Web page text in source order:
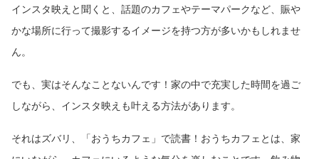
インスタ映えと聞くと、話題のカフェやテーマパークなど、賑や
かな場所に行って撮影するイメージを持つ方が多いかもしれませ
ん。
でも、実はそんなことないんです！家の中で充実した時間を過ご
しながら、インスタ映えも叶える方法があります。
それはズバリ、「おうちカフェ」で読書！おうちカフェとは、家